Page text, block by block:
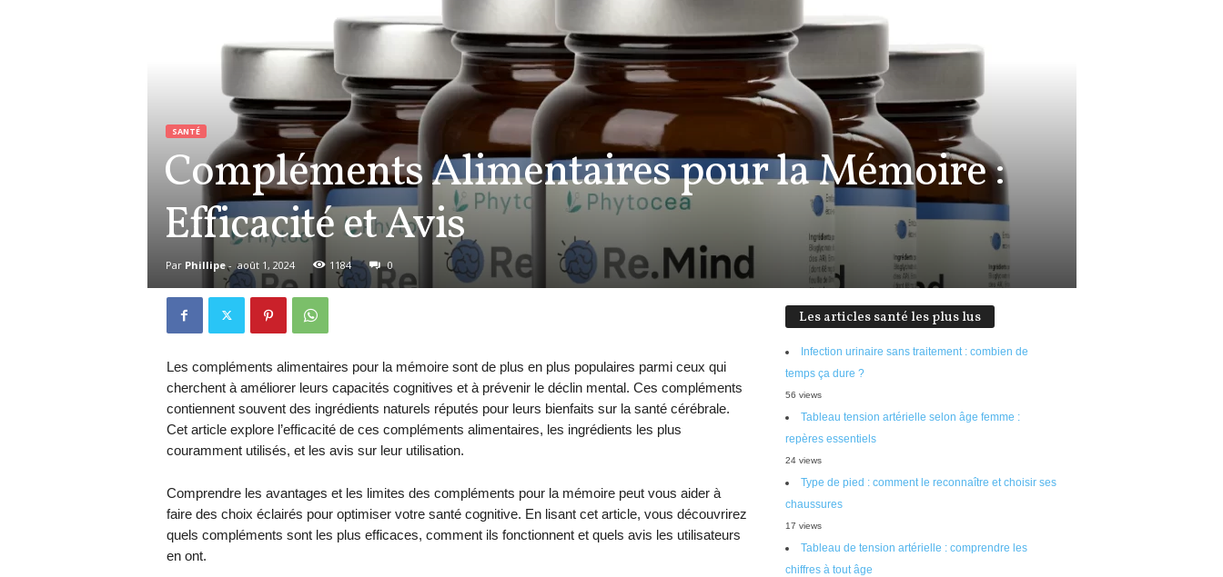
SANTÉ
Compléments Alimentaires pour la Mémoire :
Efficacité et Avis
Par Phillipe- août 1, 2024 1184 0
Les compléments alimentaires pour la mémoire sont de plus en plus populaires parmi ceux qui
cherchent à améliorer leurs capacités cognitives et à prévenir le déclin mental. Ces compléments
contiennent souvent des ingrédients naturels réputés pour leurs bienfaits sur la santé cérébrale.
Cet article explore l’efficacité de ces compléments alimentaires, les ingrédients les plus
couramment utilisés, et les avis sur leur utilisation.
Comprendre les avantages et les limites des compléments pour la mémoire peut vous aider à
faire des choix éclairés pour optimiser votre santé cognitive. En lisant cet article, vous découvrirez
quels compléments sont les plus efficaces, comment ils fonctionnent et quels avis les utilisateurs
en ont.
Les articles santé les plus lus
Infection urinaire sans traitement : combien de
temps ça dure ?
56 views
Tableau tension artérielle selon âge femme :
repères essentiels
24 views
Type de pied : comment le reconnaître et choisir ses
chaussures
17 views
Tableau de tension artérielle : comprendre les
chiffres à tout âge